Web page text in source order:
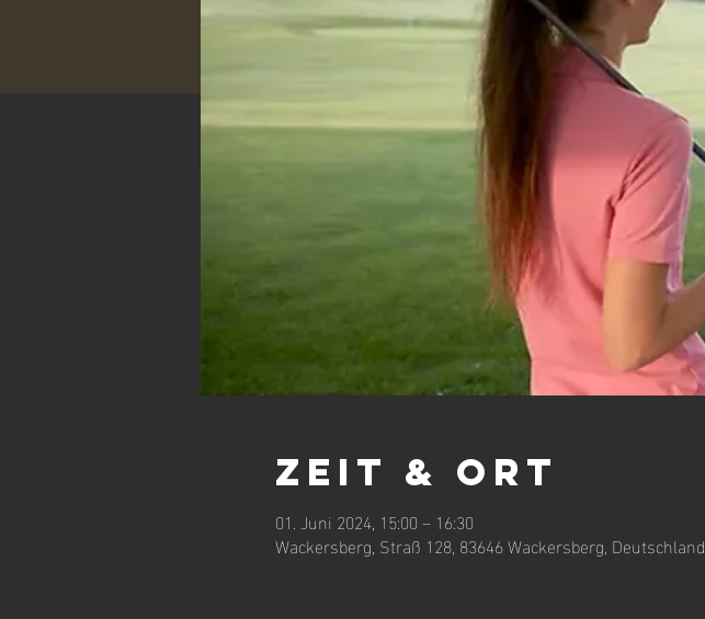
Zeit & Ort
01. Juni 2024, 15:00 – 16:30
Wackersberg, Straß 128, 83646 Wackersberg, Deutschland